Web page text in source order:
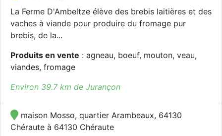
La Ferme D'Ambeltze élève des brebis laitières et des
vaches à viande pour produire du fromage pur
brebis, de la...
Produits en vente : agneau, boeuf, mouton, veau,
viandes, fromage
Environ 39.7 km de Jurançon
maison Mosso, quartier Arambeaux, 64130
Chéraute à 64130 Chéraute